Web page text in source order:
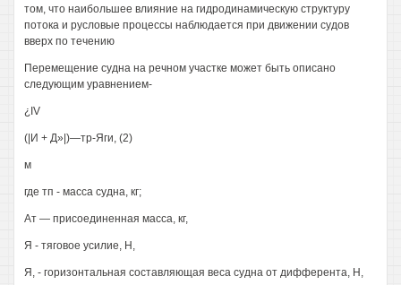
том, что наибольшее влияние на гидродинамическую структуру
потока и русловые процессы наблюдается при движении судов
вверх по течению
Перемещение судна на речном участке может быть описано
следующим уравнением-
¿IV
(|И + Д»|)—тр-Яги, (2)
м
где тп - масса судна, кг;
Ат — присоединенная масса, кг,
Я - тяговое усилие, Н,
Я, - горизонтальная составляющая веса судна от дифферента, Н,